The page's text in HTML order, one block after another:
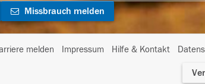
Missbrauch melden
melden Impressum Hilfe & Kontakt